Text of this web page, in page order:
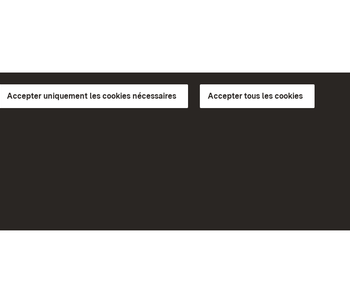
Accepter uniquement les cookies nécessaires Accepter tous les cookies
BITV-konform (geprüfte Seiten)